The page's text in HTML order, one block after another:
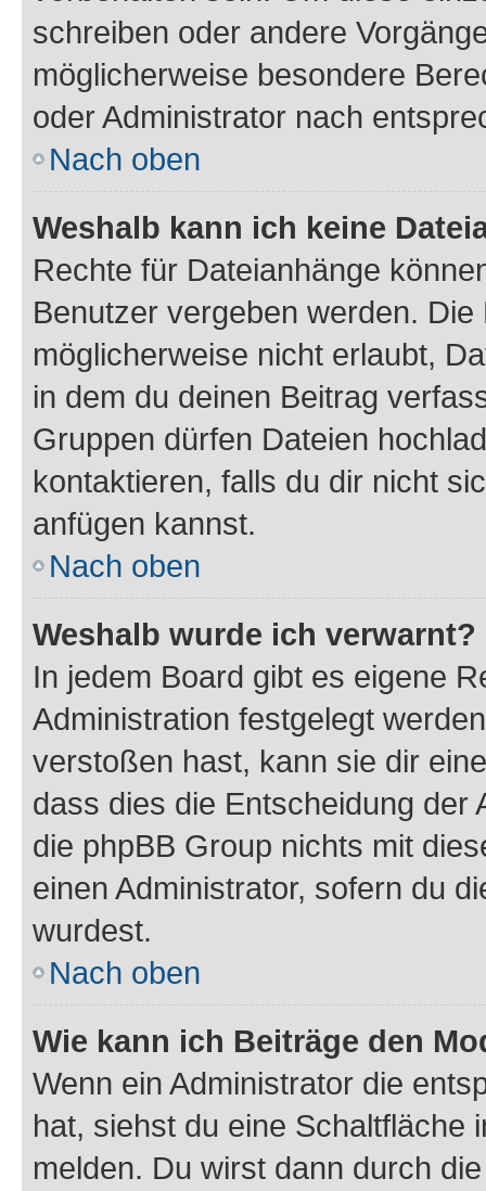
schreiben oder andere
möglicherweise besondere
oder Administrator nach
Nach oben
Weshalb kann ich keine
Rechte für Dateianhänge
Benutzer vergeben werden.
möglicherweise nicht erlaubt,
in dem du deinen Beitrag
Gruppen dürfen Dateien
kontaktieren, falls du dir nicht
anfügen kannst.
Nach oben
Weshalb wurde ich verwarnt?
In jedem Board gibt es eigene
Administration festgelegt
verstoßen hast, kann sie dir
dass dies die Entscheidung der
die phpBB Group nichts mit
einen Administrator, sofern du
wurdest.
Nach oben
Wie kann ich Beiträge den
Wenn ein Administrator die
hat, siehst du eine Schaltfläche
melden. Du wirst dann durch